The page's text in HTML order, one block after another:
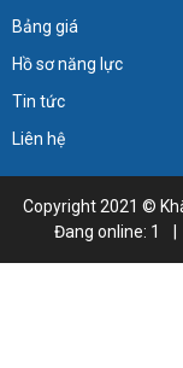
Bảng giá
Hồ sơ năng lực
Tin tức
Liên hệ
Copyright 2021 ©
Đang online: 1